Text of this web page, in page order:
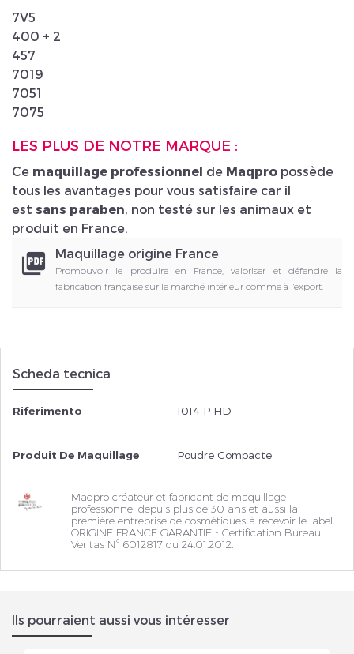
7V5
400 + 2
457
7019
7051
7075
LES PLUS DE NOTRE MARQUE :
Ce maquillage professionnel de Maqpro possède
tous les avantages pour vous satisfaire car il
est sans paraben , non testé sur les animaux et
produit en France.
picture_as_pdf Maquillage origine France
Promouvoir le produire en France, valoriser et défendre la
fabrication française sur le marché intérieur comme à l'export.
Scheda tecnica
Riferimento 1014 P HD
Produit De Maquillage Poudre Compacte
Maqpro créateur et fabricant de maquillage
professionnel depuis plus de 30 ans et aussi la
première entreprise de cosmétiques à recevoir le label
ORIGINE FRANCE GARANTIE - Certification Bureau
Veritas N° 6012817 du 24.01.2012.
Ils pourraient aussi vous intéresser